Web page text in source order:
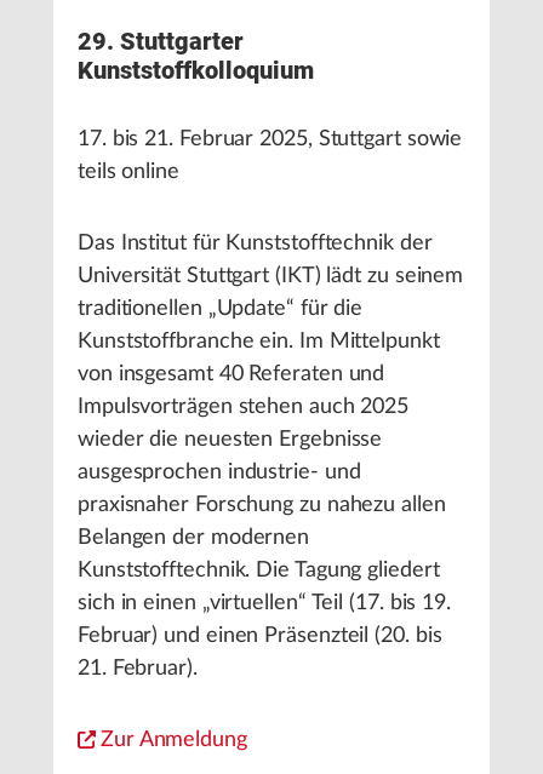
29. Stuttgarter
Kunststoffkolloquium
17. bis 21. Februar 2025, Stuttgart sowie
teils online
Das Institut für Kunststofftechnik der
Universität Stuttgart (IKT) lädt zu seinem
traditionellen „Update“ für die
Kunststoffbranche ein. Im Mittelpunkt
von insgesamt 40 Referaten und
Impulsvorträgen stehen auch 2025
wieder die neuesten Ergebnisse
ausgesprochen industrie- und
praxisnaher Forschung zu nahezu allen
Belangen der modernen
Kunststofftechnik. Die Tagung gliedert
sich in einen „virtuellen“ Teil (17. bis 19.
Februar) und einen Präsenzteil (20. bis
21. Februar).
Zur Anmeldung